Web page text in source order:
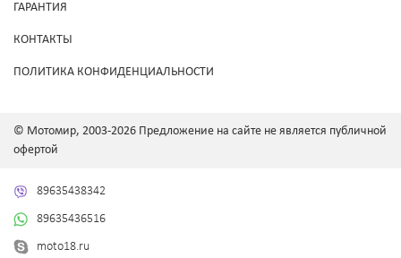
ГАРАНТИЯ
КОНТАКТЫ
ПОЛИТИКА КОНФИДЕНЦИАЛЬНОСТИ
© Мотомир, 2003-2026 Предложение на сайте не является публичной
офертой
89635438342
89635436516
moto18.ru